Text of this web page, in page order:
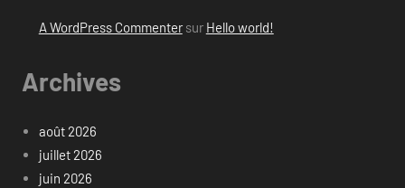
A WordPress Commentersur Hello world!
Archives
août 2026
juillet 2026
juin 2026